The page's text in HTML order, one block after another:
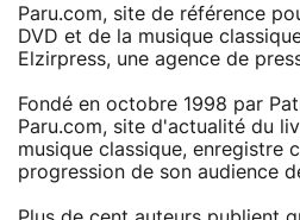
Paru.com, site de référence
DVD et de la musique
Elzirpress, une agence de
Fondé en octobre 1998 par
Paru.com, site d'actualité du
musique classique, enregistre
progression de son audience